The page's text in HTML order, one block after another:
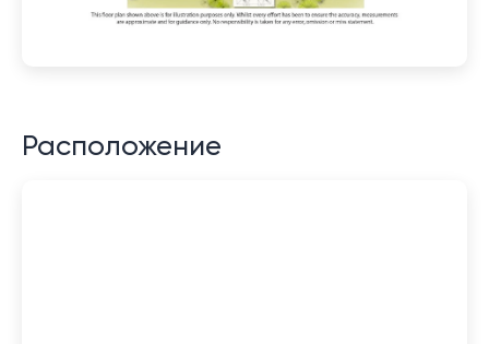
Расположение